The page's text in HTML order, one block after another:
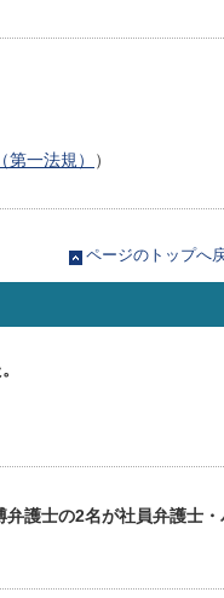
一法規） ）
ページのトップへ
護士の2名が社員弁護士・